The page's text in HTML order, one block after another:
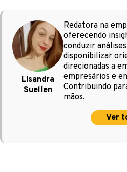
Lisandra
Suellen
Redatora na
oferecendo
conduzir
disponibilizar
direcionadas a
empresários e
Contribuindo
mãos.
Ver